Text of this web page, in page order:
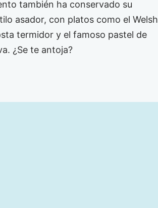
también ha conservado su
asador, con platos como el Welsh
termidor y el famoso pastel de
¿Se te antoja?